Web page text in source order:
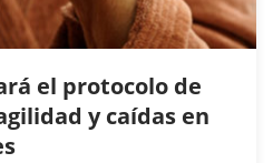
el protocolo de
y caídas en